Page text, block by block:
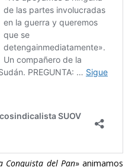
Conquista del Pan» animamos